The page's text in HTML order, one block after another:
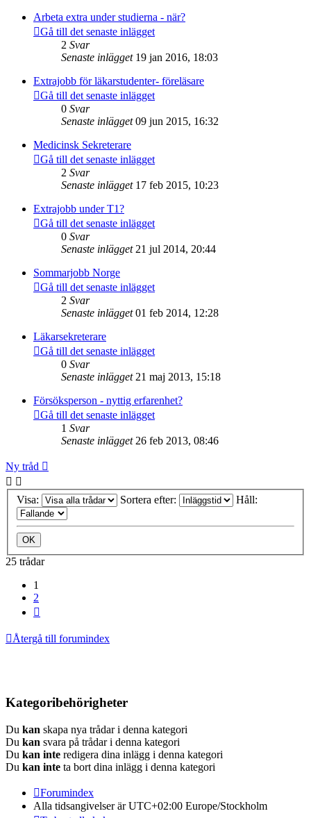
Arbeta extra under studierna - när?
Gå till det senaste inlägget
2 Svar
Senaste inlägget 19 jan 2016, 18:03
Extrajobb för läkarstudenter- föreläsare
Gå till det senaste inlägget
0 Svar
Senaste inlägget 09 jun 2015, 16:32
Medicinsk Sekreterare
Gå till det senaste inlägget
2 Svar
Senaste inlägget 17 feb 2015, 10:23
Extrajobb under T1?
Gå till det senaste inlägget
0 Svar
Senaste inlägget 21 jul 2014, 20:44
Sommarjobb Norge
Gå till det senaste inlägget
2 Svar
Senaste inlägget 01 feb 2014, 12:28
Läkarsekreterare
Gå till det senaste inlägget
0 Svar
Senaste inlägget 21 maj 2013, 15:18
Försöksperson - nyttig erfarenhet?
Gå till det senaste inlägget
1 Svar
Senaste inlägget 26 feb 2013, 08:46
Ny tråd
Visa: Sortera efter: Håll:
25 trådar
1
2
Återgå till forumindex
Kategoribehörigheter
Du kan skapa nya trådar i denna kategori
Du kan svara på trådar i denna kategori
Du kan inte redigera dina inlägg i denna kategori
Du kan inte ta bort dina inlägg i denna kategori
Forumindex
Alla tidsangivelser är UTC+02:00 Europe/Stockholm